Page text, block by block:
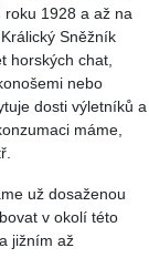
1928 a až na
Sněžník
horských chat,
nebo
dosti výletníků a
máme,
už dosaženou
v okolí této
jižním až